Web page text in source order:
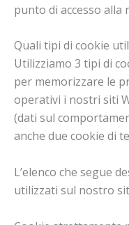
punto di accesso alla
Quali tipi di cookie
Utilizziamo 3 tipi di
per memorizzare le
operativi i nostri siti
(dati sul
anche due cookie di
L’elenco che segue
utilizzati sul nostro